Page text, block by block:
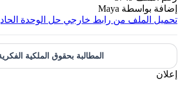
Maya
من رابط خارجي حل الوحدة الحادية عشر
المطالبة بحقوق الملكية الفكرية